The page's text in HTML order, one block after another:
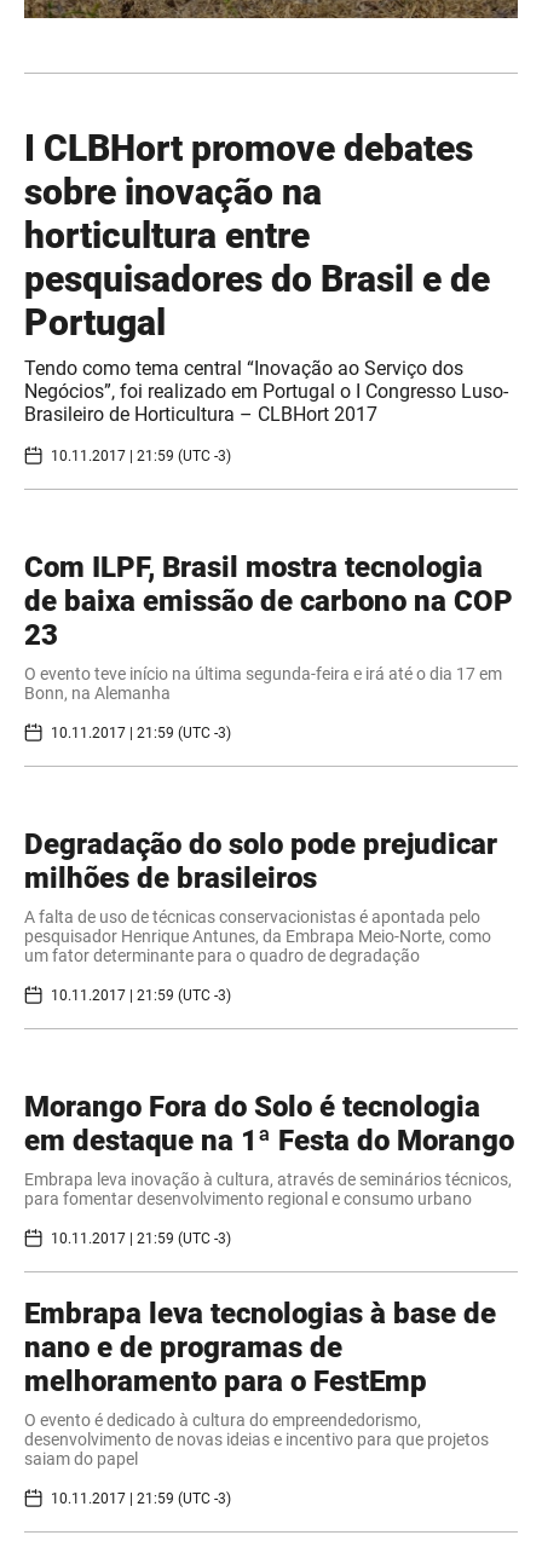
I CLBHort promove debates
sobre inovação na
horticultura entre
pesquisadores do Brasil e de
Portugal
Tendo como tema central “Inovação ao Serviço dos
Negócios”, foi realizado em Portugal o I Congresso Luso-
Brasileiro de Horticultura – CLBHort 2017
10.11.2017 | 21:59 (UTC -3)
Com ILPF, Brasil mostra tecnologia
de baixa emissão de carbono na COP
23
O evento teve início na última segunda-feira e irá até o dia 17 em
Bonn, na Alemanha
10.11.2017 | 21:59 (UTC -3)
Degradação do solo pode prejudicar
milhões de brasileiros
A falta de uso de técnicas conservacionistas é apontada pelo
pesquisador Henrique Antunes, da Embrapa Meio-Norte, como
um fator determinante para o quadro de degradação
10.11.2017 | 21:59 (UTC -3)
Morango Fora do Solo é tecnologia
em destaque na 1ª Festa do Morango
Embrapa leva inovação à cultura, através de seminários técnicos,
para fomentar desenvolvimento regional e consumo urbano
10.11.2017 | 21:59 (UTC -3)
Embrapa leva tecnologias à base de
nano e de programas de
melhoramento para o FestEmp
O evento é dedicado à cultura do empreendedorismo,
desenvolvimento de novas ideias e incentivo para que projetos
saiam do papel
10.11.2017 | 21:59 (UTC -3)